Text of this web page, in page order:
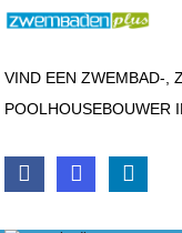
VIND EEN ZWEMBAD-,
POOLHOUSEBOUWER